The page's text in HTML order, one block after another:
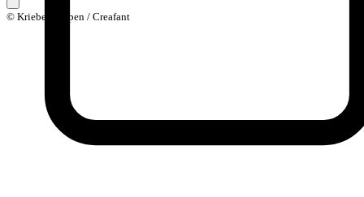
© Kriebelkampen / Creafant